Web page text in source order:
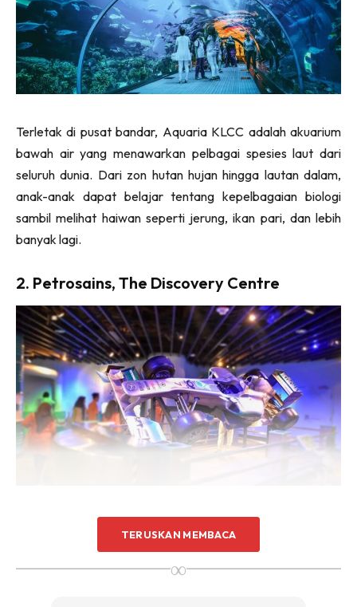
Terletak di pusat bandar, Aquaria KLCC adalah akuarium
bawah air yang menawarkan pelbagai spesies laut dari
seluruh dunia. Dari zon hutan hujan hingga lautan dalam,
anak-anak dapat belajar tentang kepelbagaian biologi
sambil melihat haiwan seperti jerung, ikan pari, dan lebih
banyak lagi.
2. Petrosains, The Discovery Centre
TERUSKAN MEMBACA
∞